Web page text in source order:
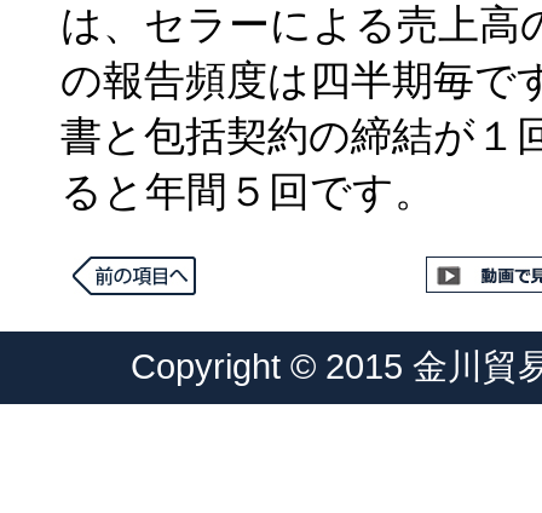
は、セラーによる売上高
の報告頻度は四半期毎で
書と包括契約の締結が１
ると年間５回です。
Copyright © 2015 金川貿